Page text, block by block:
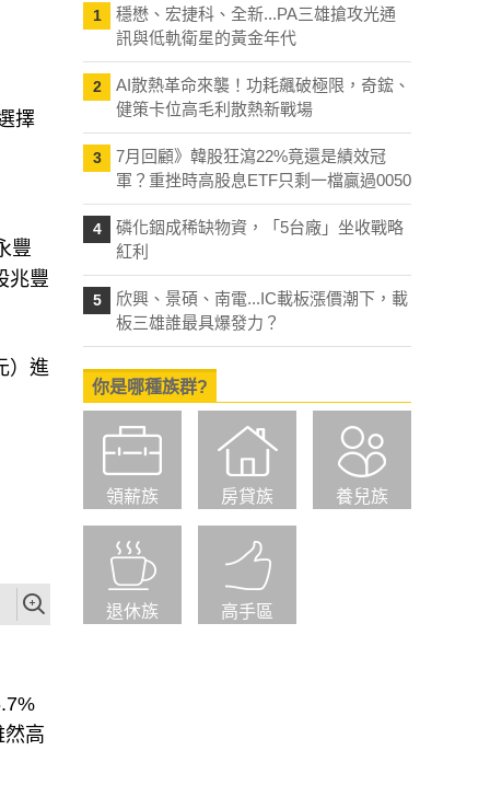
擇
豐
兆豐
）進
然高
1
穩懋、宏捷科、全新...PA三雄搶攻光通
訊與低軌衛星的黃金年代
2
AI散熱革命來襲！功耗飆破極限，奇鋐、
健策卡位高毛利散熱新戰場
3
7月回顧》韓股狂瀉22%竟還是績效冠
軍？重挫時高股息ETF只剩一檔贏過0050
4
磷化銦成稀缺物資，「5台廠」坐收戰略
紅利
5
欣興、景碩、南電...IC載板漲價潮下，載
板三雄誰最具爆發力？
你是哪種族群?
領薪族 房貸族 養兒族
退休族 高手區